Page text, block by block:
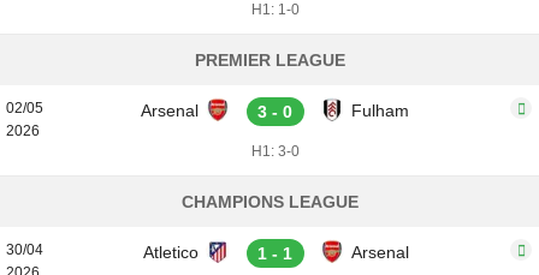
H1: 1-0
PREMIER LEAGUE
02/05
2026
Arsenal 3 - 0 Fulham
H1: 3-0
CHAMPIONS LEAGUE
30/04
Atletico 1 - 1 Arsenal